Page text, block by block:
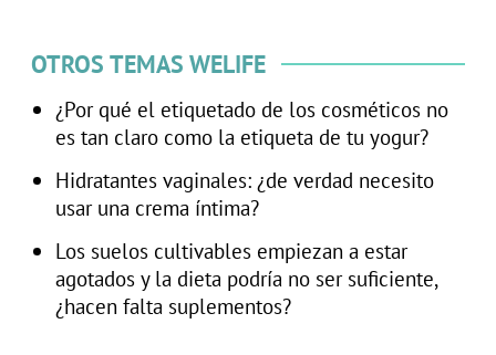
OTROS TEMAS WELIFE
¿Por qué el etiquetado de los cosméticos no
es tan claro como la etiqueta de tu yogur?
Hidratantes vaginales: ¿de verdad necesito
usar una crema íntima?
Los suelos cultivables empiezan a estar
agotados y la dieta podría no ser suficiente,
¿hacen falta suplementos?